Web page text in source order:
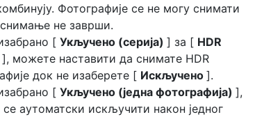
Фотографије се не могу снимати
не заврши.
[ Укључено (серија) ] за [ HDR
], можете наставити да снимате HDR
док не изаберете [ Искључено ].
[ Укључено (једна фотографија) ],
се аутоматски искључити након једног